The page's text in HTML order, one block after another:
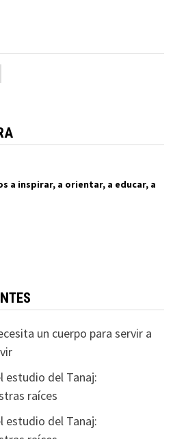
a inspirar, a orientar, a educar, a
un cuerpo para servir a
estudio del Tanaj:
raíces
estudio del Tanaj: